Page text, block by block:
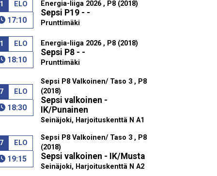
ELO
17:10
Energia-liiga 2026 , P8 (2018)
Sepsi P19 - -
Prunttimäki
ELO
18:10
Energia-liiga 2026 , P8 (2018)
Sepsi P8 - -
Prunttimäki
ELO
18:30
Sepsi P8 Valkoinen/ Taso 3 , P8
(2018)
Sepsi valkoinen -
IK/Punainen
Seinäjoki, Harjoituskenttä N A1
ELO
19:15
Sepsi P8 Valkoinen/ Taso 3 , P8
(2018)
Sepsi valkoinen - IK/Musta
Seinäjoki, Harjoituskenttä N A2